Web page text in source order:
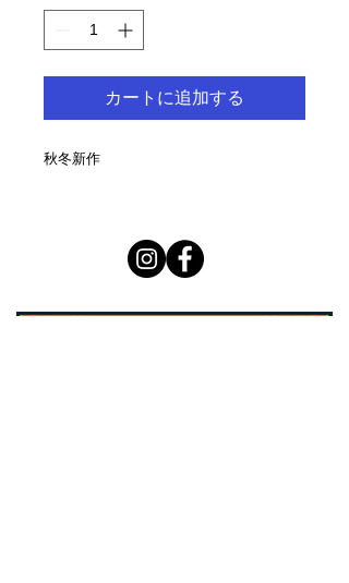
カートに追加する
秋冬新作